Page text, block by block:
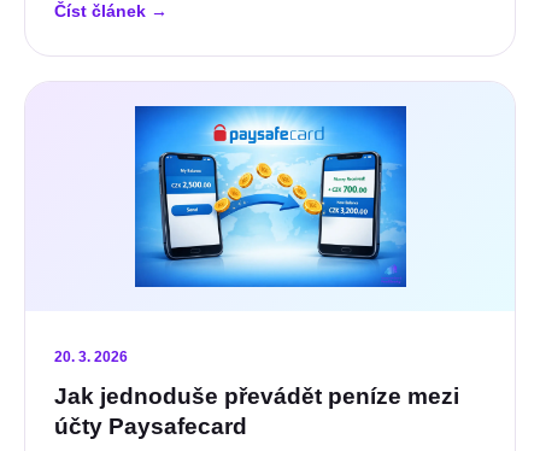
Číst článek →
20. 3. 2026
Jak jednoduše převádět peníze mezi
účty Paysafecard